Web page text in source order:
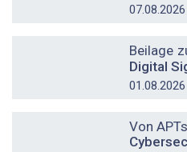
Beilage
Digital
Von